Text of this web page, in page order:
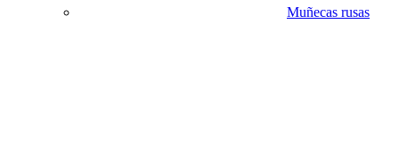
Muñecas rusas